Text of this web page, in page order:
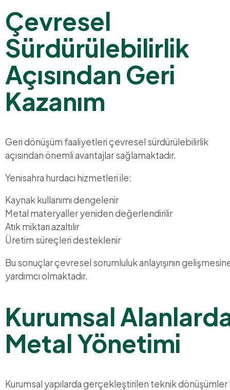
Çevresel
Sürdürülebilirlik
Açısından Geri
Kazanım
Geri dönüşüm faaliyetleri çevresel sürdürülebilirlik
açısından önemli avantajlar sağlamaktadır.
Yenisahra hurdacı hizmetleri ile:
Kaynak kullanımı dengelenir
Metal materyaller yeniden değerlendirilir
Atık miktarı azaltılır
Üretim süreçleri desteklenir
Bu sonuçlar çevresel sorumluluk anlayışının
yardımcı olmaktadır.
Kurumsal
Metal Yönetimi
Kurumsal yapılarda gerçekleştirilen teknik dönüşümler